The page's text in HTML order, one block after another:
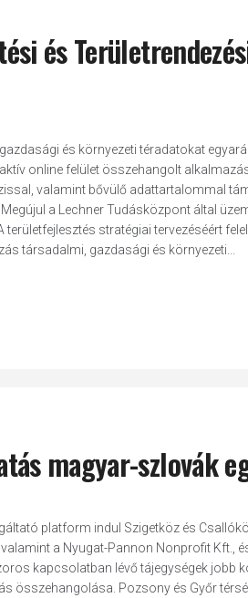
és
és környezeti téradatokat
online felület összehangolt
valamint bővülő adattartalommal
a Lechner Tudásközpont által
stratégiai tervezéséért
társadalmi, gazdasági és környezeti...
magyar-szlovák
platform indul Szigetköz és
a Nyugat-Pannon Nonprofit Kft.,
kapcsolatban lévő tájegységek jobb
összehangolása. Pozsony és Győr